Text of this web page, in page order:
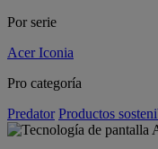
Por serie
Acer Iconia
Pro categoría
Predator Productos